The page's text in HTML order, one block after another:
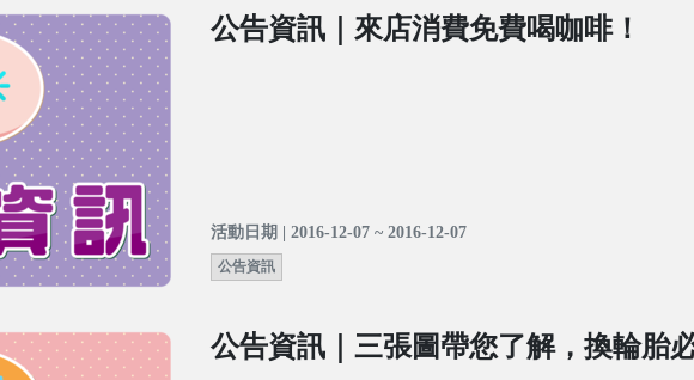
公告資訊｜來店消費免費喝咖啡！
活動日期 | 2016-12-07 ~ 2016-12-07
公告資訊
公告資訊｜三張圖帶您了解，換輪胎